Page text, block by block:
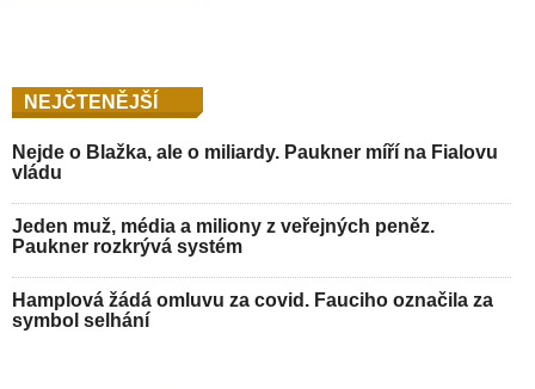
NEJČTENĚJŠÍ
Nejde o Blažka, ale o miliardy. Paukner míří na Fialovu
vládu
Jeden muž, média a miliony z veřejných peněz.
Paukner rozkrývá systém
Hamplová žádá omluvu za covid. Fauciho označila za
symbol selhání